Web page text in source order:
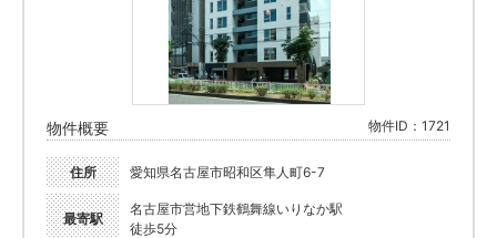
物件概要 物件ID：1721
住所 愛知県名古屋市昭和区隼人町6-7
最寄駅
名古屋市営地下鉄鶴舞線いりなか駅
徒歩5分